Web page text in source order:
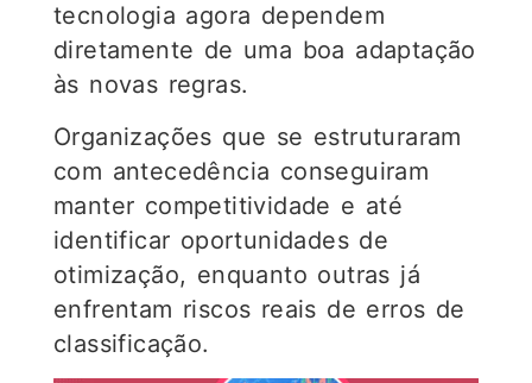
tecnologia agora dependem
diretamente de uma boa adaptação
às novas regras.
Organizações que se estruturaram
com antecedência conseguiram
manter competitividade e até
identificar oportunidades de
otimização, enquanto outras já
enfrentam riscos reais de erros de
classificação.